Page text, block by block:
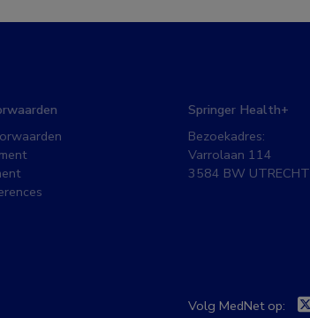
Springer Health+
Bezoekadres:
Varrolaan 114
3584 BW UTRECHT
Volg MedNet op: